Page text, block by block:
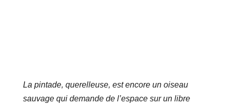
La pintade, querelleuse, est encore un oiseau
sauvage qui demande de l’espace sur un libre